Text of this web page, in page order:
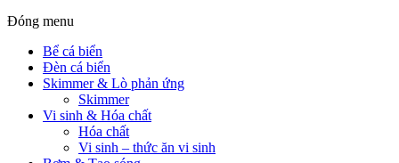
Đóng menu
Bể cá biển
Đèn cá biển
Skimmer & Lò phản ứng
Skimmer
Vi sinh & Hóa chất
Hóa chất
Vi sinh – thức ăn vi sinh